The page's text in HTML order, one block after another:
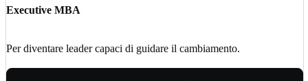
Executive MBA
Per diventare leader capaci di guidare il cambiamento.